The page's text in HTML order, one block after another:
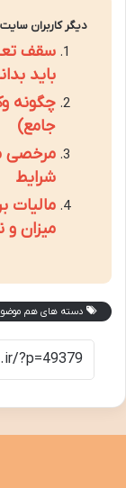
دیگر کاربران
سقف
باید
چگونه
جامع)
مرخصی
شرایط
مالیات
میزان و
دسته های هم